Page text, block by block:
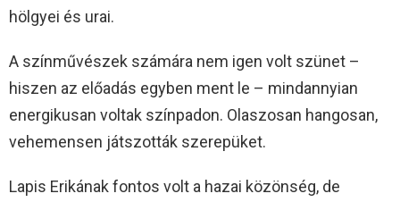
hölgyei és urai.
A színművészek számára nem igen volt szünet –
hiszen az előadás egyben ment le – mindannyian
energikusan voltak színpadon. Olaszosan hangosan,
vehemensen játszották szerepüket.
Lapis Erikának fontos volt a hazai közönség, de